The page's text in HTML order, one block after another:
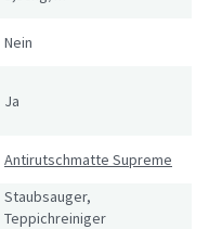
Nein
Ja
Antirutschmatte Supreme
Staubsauger,
Teppichreiniger